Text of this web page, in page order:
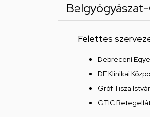
Felettes
Debreceni
DE Klinikai
Gróf Tisza
GTIC